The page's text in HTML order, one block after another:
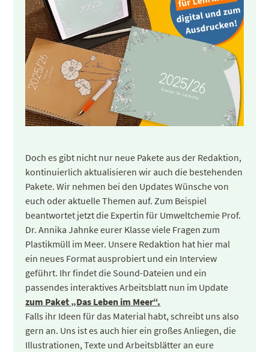
Doch es gibt nicht nur neue Pakete aus der Redaktion,
kontinuierlich aktualisieren wir auch die bestehenden
Pakete. Wir nehmen bei den Updates Wünsche von
euch oder aktuelle Themen auf. Zum Beispiel
beantwortet jetzt die Expertin für Umweltchemie Prof.
Dr. Annika Jahnke eurer Klasse viele Fragen zum
Plastikmüll im Meer. Unsere Redaktion hat hier mal
ein neues Format ausprobiert und ein Interview
geführt. Ihr findet die Sound-Dateien und ein
passendes interaktives Arbeitsblatt nun im Update
zum Paket „Das Leben im Meer“.
Falls ihr Ideen für das Material habt, schreibt uns also
gern an. Uns ist es auch hier ein großes Anliegen, die
Illustrationen, Texte und Arbeitsblätter an eure